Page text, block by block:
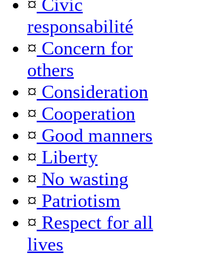
¤ Civic
responsabilité
¤ Concern for
others
¤ Consideration
¤ Cooperation
¤ Good manners
¤ Liberty
¤ No wasting
¤ Patriotism
¤ Respect for all
lives